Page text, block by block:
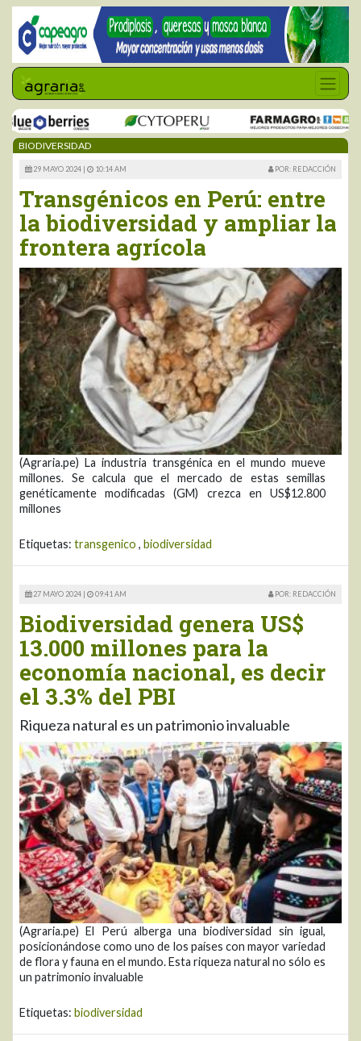
BIODIVERSIDAD
29 MAYO 2024 | 10:14 AM POR: REDACCIÓN
Transgénicos en Perú: entre
la biodiversidad y ampliar la
frontera agrícola
(Agraria.pe) La industria transgénica en el mundo mueve
millones. Se calcula que el mercado de estas semillas
genéticamente modificadas (GM) crezca en US$12.800
millones
Etiquetas: transgenico , biodiversidad
27 MAYO 2024 | 09:41 AM POR: REDACCIÓN
Biodiversidad genera US$
13.000 millones para la
economía nacional, es decir
el 3.3% del PBI
Riqueza natural es un patrimonio invaluable
(Agraria.pe) El Perú alberga una biodiversidad sin igual,
posicionándose como uno de los países con mayor variedad
de flora y fauna en el mundo. Esta riqueza natural no sólo es
un patrimonio invaluable
Etiquetas: biodiversidad